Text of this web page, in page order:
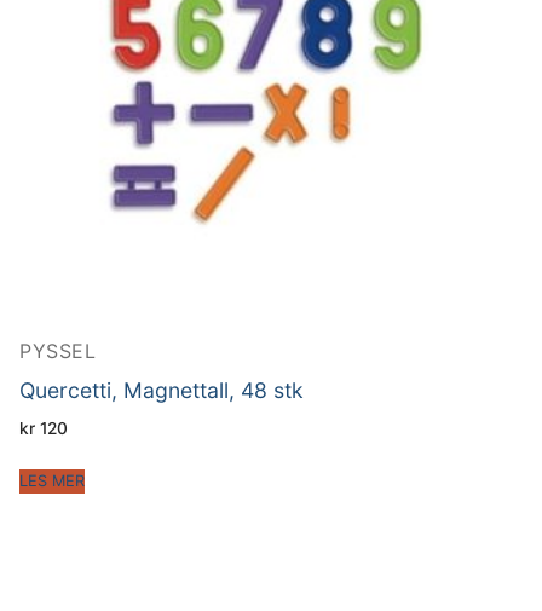
PYSSEL
Quercetti, Magnettall, 48 stk
kr 120
LES MER